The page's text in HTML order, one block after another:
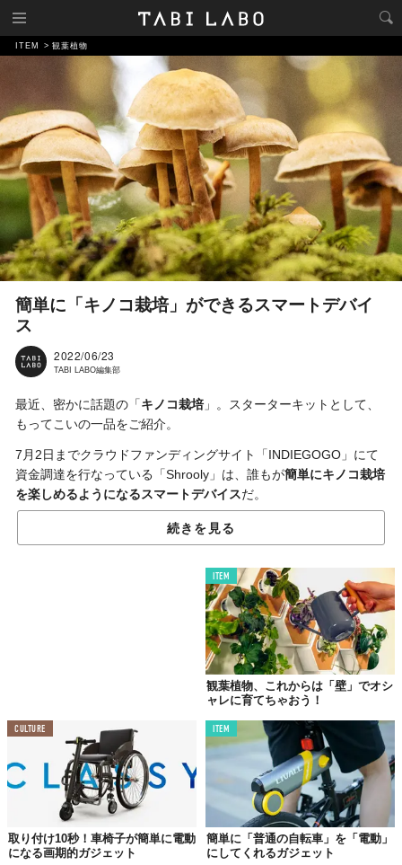
ITEM 観葉植物
簡単に「キノコ栽培」ができるスマートデバイ
ス
2022/06/23
TABI LABO編集部
最近、密かに話題の「キノコ栽培」。スターターキットとして、
もってこいの一品をご紹介。
7月2日までクラウドファンディングサイト「INDIEGOGO」にて
資金調達を行なっている「Shrooly」は、誰もが簡単にキノコ栽培
を楽しめるようになるスマートデバイスだ。
続きを見る
ITEM
観葉植物、これからは「壁」でオシ
ャレに育てちゃおう！
CULTURE
取り付け10秒！車椅子が簡単に電動
になる画期的ガジェット
ITEM
簡単に「普通の自転車」を「電動」
にしてくれるガジェット